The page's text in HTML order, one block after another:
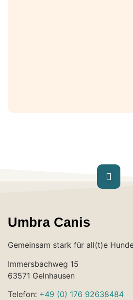
Umbra Canis
Gemeinsam stark für all(t)e
Immersbachweg 15
63571 Gelnhausen
Telefon: +49 (0) 176 92638484